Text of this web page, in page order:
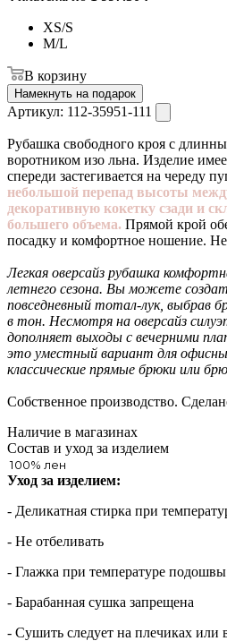
XS/S
M/L
В корзину
Намекнуть на подарок
Артикул: 112-35951-111
Рубашка свободного кроя с
воротником изо льна. Изделие
спереди застегивается на череду
небольшой перепад высоты
декоративную кокетку сзади и
большего объема. Прямой крой
посадку и комфортное ношение.
Легкая оверсайз рубашка
летнего сезона. Вы можете
повседневный тотал-лук, выбрав
в тон. Несмотря на оверсайз
дополняет выходы с вечерними
это уместный вариант для
классические прямые брюки или
Собственное производство.
Наличие в магазинах
Состав и уход за изделием
100% лен
Уход за изделием:
- Деликатная стирка при
- Не отбеливать
- Глажка при температуре
- Барабанная сушка запрещена
- Сушить следует на плечиках или